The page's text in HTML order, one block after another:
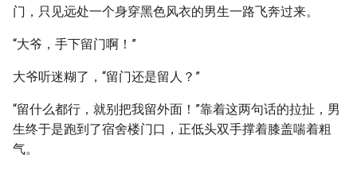
门，只见远处一个身穿黑色风衣的男生一路飞奔过来。
“大爷，手下留门啊！”
大爷听迷糊了，“留门还是留人？”
“留什么都行，就别把我留外面！”靠着这两句话的拉扯，男
生终于是跑到了宿舍楼门口，正低头双手撑着膝盖喘着粗
气。